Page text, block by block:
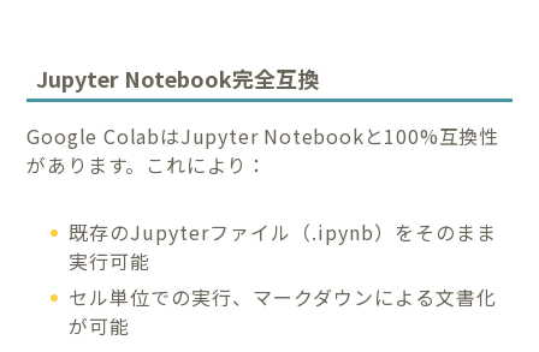
Jupyter Notebook完全互換
Google ColabはJupyter Notebookと100%互換性
があります。これにより：
既存のJupyterファイル（.ipynb）をそのまま
実行可能
セル単位での実行、マークダウンによる文書化
が可能